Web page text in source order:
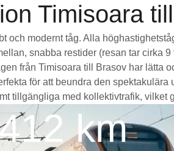
Timisoara
och modernt tåg. Alla
snabba restider (resan tar cirka
från Timisoara till Brasov har lätta
för att beundra den
tillgängliga med kollektivtrafik, vilket
km